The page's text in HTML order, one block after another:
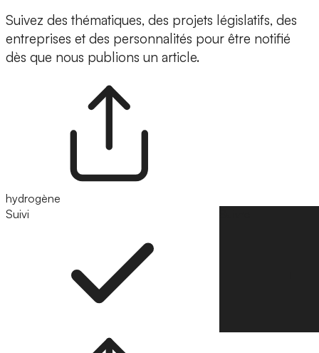
Suivez des thématiques, des projets législatifs, des
entreprises et des personnalités pour être notifié
dès que nous publions un article.
hydrogène
Suivi